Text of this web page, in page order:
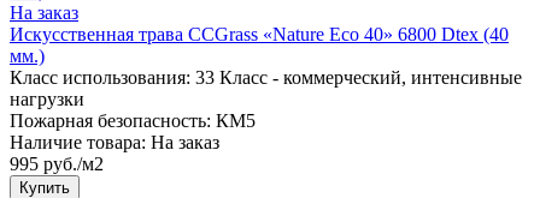
На заказ
Искусственная трава CCGrass «Nature Eco 40» 6800 Dtex (40
мм.)
Класс использования: 33 Класс - коммерческий, интенсивные
нагрузки
Пожарная безопасность: КМ5
Наличие товара: На заказ
995 руб./м2
Купить